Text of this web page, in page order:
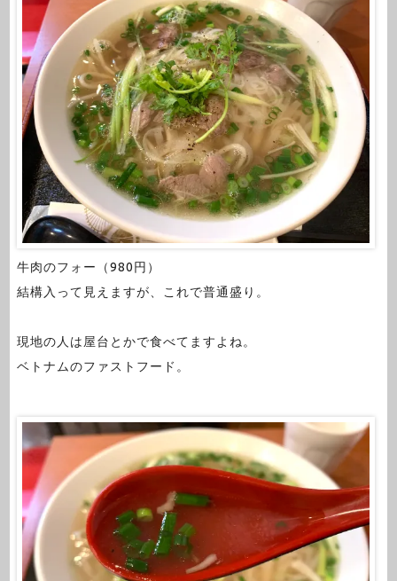
牛肉のフォー（980円）
結構入って見えますが、これで普通盛り。
現地の人は屋台とかで食べてますよね。
ベトナムのファストフード。